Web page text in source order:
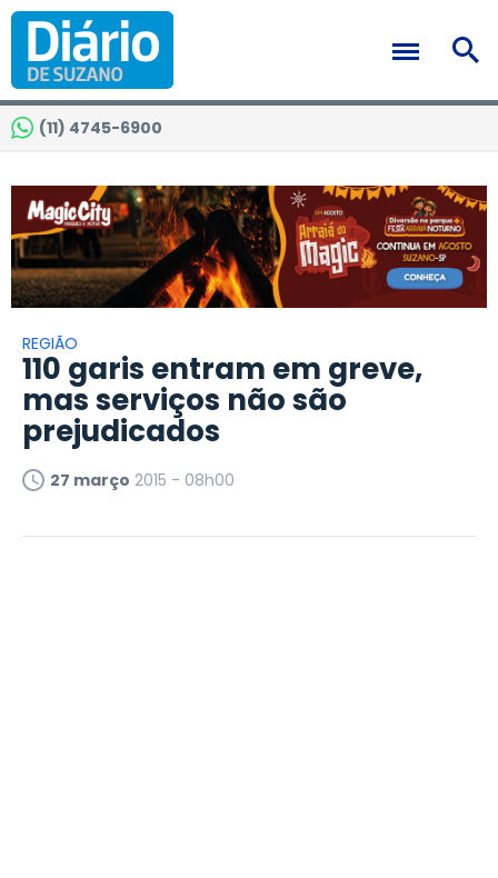
(11) 4745-6900
REGIÃO
110 garis entram em greve,
mas serviços não são
prejudicados
27 março 2015 - 08h00